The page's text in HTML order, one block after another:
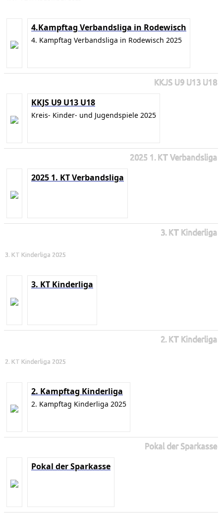
4.Kampftag Verbandsliga in Rodewisch
4. Kampftag Verbandsliga in Rodewisch 2025
KKJS U9 U13 U18
KKJS U9 U13 U18
Kreis- Kinder- und Jugendspiele 2025
2025 1. KT Verbandsliga
2025 1. KT Verbandsliga
3. KT Kinderliga
3. KT Kinderliga 2025
3. KT Kinderliga
2. KT Kinderliga
2. KT Kinderliga 2025
2. Kampftag Kinderliga
2. Kampftag Kinderliga 2025
Pokal der Sparkasse
Pokal der Sparkasse